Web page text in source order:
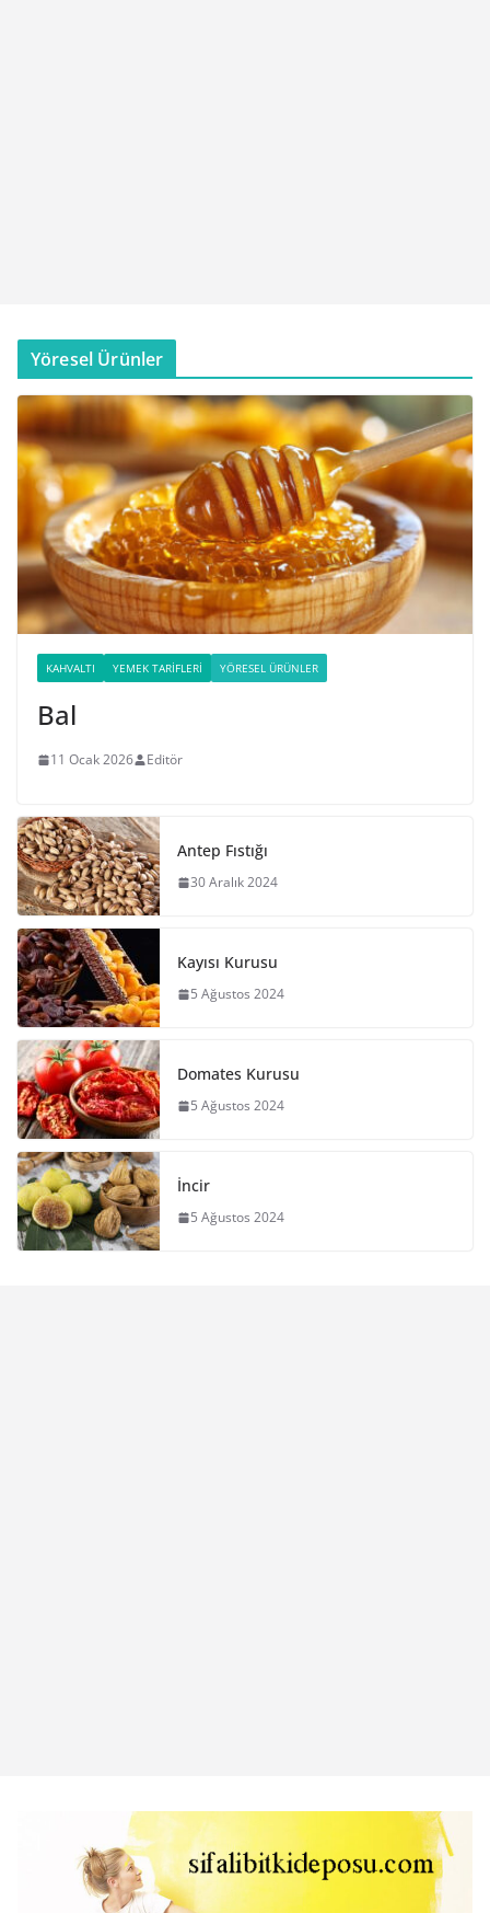
Yöresel Ürünler
KAHVALTI YEMEK TARIFLERI YÖRESEL ÜRÜNLER
Bal
11 Ocak 2026 Editör
Antep Fıstığı
30 Aralık 2024
Kayısı Kurusu
5 Ağustos 2024
Domates Kurusu
5 Ağustos 2024
İncir
5 Ağustos 2024